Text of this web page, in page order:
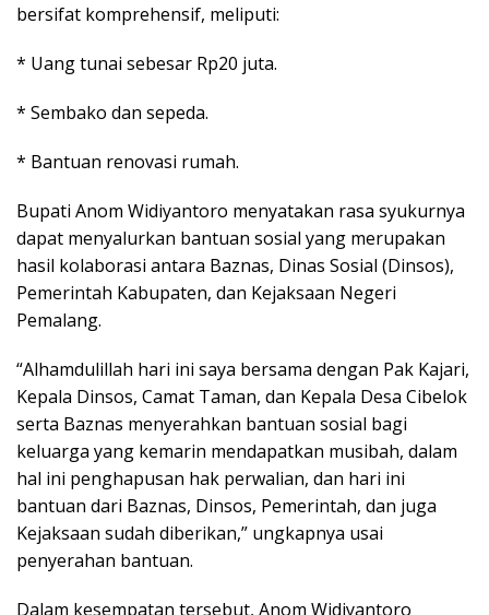
bersifat komprehensif, meliputi:
* Uang tunai sebesar Rp20 juta.
* Sembako dan sepeda.
* Bantuan renovasi rumah.
Bupati Anom Widiyantoro menyatakan rasa syukurnya
dapat menyalurkan bantuan sosial yang merupakan
hasil kolaborasi antara Baznas, Dinas Sosial (Dinsos),
Pemerintah Kabupaten, dan Kejaksaan Negeri
Pemalang.
“Alhamdulillah hari ini saya bersama dengan Pak Kajari,
Kepala Dinsos, Camat Taman, dan Kepala Desa Cibelok
serta Baznas menyerahkan bantuan sosial bagi
keluarga yang kemarin mendapatkan musibah, dalam
hal ini penghapusan hak perwalian, dan hari ini
bantuan dari Baznas, Dinsos, Pemerintah, dan juga
Kejaksaan sudah diberikan,” ungkapnya usai
penyerahan bantuan.
Dalam kesempatan tersebut, Anom Widiyantoro